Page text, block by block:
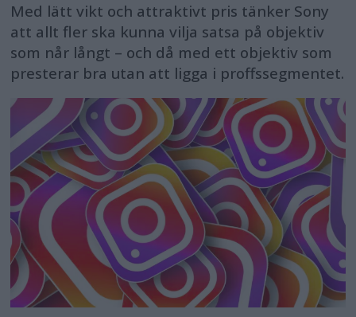
Med lätt vikt och attraktivt pris tänker Sony
att allt fler ska kunna vilja satsa på objektiv
som når långt – och då med ett objektiv som
presterar bra utan att ligga i proffssegmentet.